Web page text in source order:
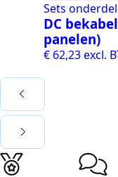
Sets
DC
panelen)
€ 62,23excl.